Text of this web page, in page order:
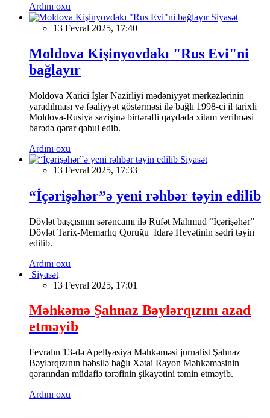
Ardını oxu
Siyasət
13 Fevral 2025, 17:40
Moldova Kişinyovdakı "Rus Evi"ni
bağlayır
Moldova Xarici İşlər Nazirliyi mədəniyyət mərkəzlərinin
yaradılması və fəaliyyət göstərməsi ilə bağlı 1998-ci il tarixli
Moldova-Rusiya sazişinə birtərəfli qaydada xitam verilməsi
barədə qərar qəbul edib.
Ardını oxu
Siyasət
13 Fevral 2025, 17:33
“İçərişəhər”ə yeni rəhbər təyin edilib
Dövlət başçısının sərəncamı ilə Rüfət Mahmud “İçərişəhər”
Dövlət Tarix-Memarlıq Qoruğu İdarə Heyətinin sədri təyin
edilib.
Ardını oxu
Siyasət
13 Fevral 2025, 17:01
Məhkəmə Şahnaz Bəylərqızını azad
etməyib
Fevralın 13-də Apellyasiya Məhkəməsi jurnalist Şahnaz
Bəylərqızının həbsilə bağlı Xətai Rayon Məhkəməsinin
qərarından müdafiə tərəfinin şikayətini təmin etməyib.
Ardını oxu